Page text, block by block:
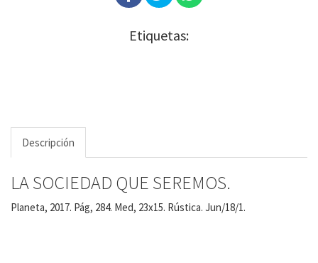
Etiquetas:
Descripción
LA SOCIEDAD QUE SEREMOS.
Planeta, 2017. Pág, 284. Med, 23x15. Rústica. Jun/18/1.